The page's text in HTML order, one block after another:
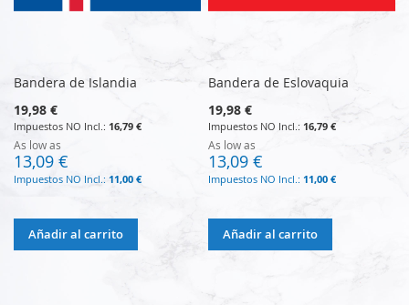
Bandera de Islandia
19,98 €
16,79 €
As low as
13,09 €
11,00 €
Añadir al carrito
Bandera de Eslovaquia
19,98 €
16,79 €
As low as
13,09 €
11,00 €
Añadir al carrito